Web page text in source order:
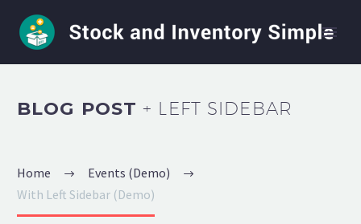
BLOG POST+ LEFT SIDEBAR
Home
Events (Demo)
With Left Sidebar (Demo)